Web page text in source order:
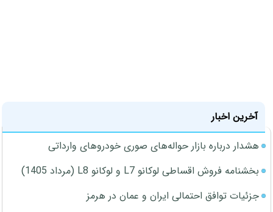
آخرین اخبار
هشدار درباره بازار حواله‌های صوری خودروهای وارداتی
بخشنامه فروش اقساطی لوکانو L7 و لوکانو L8 (مرداد 1405)
جزئیات توافق احتمالی ایران و عمان در هرمز